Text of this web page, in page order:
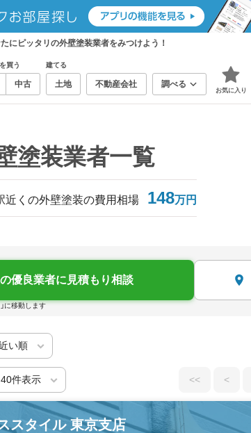
にピッタリの外壁塗装業者をみつけよう！
買う
中古
建てる
土地 不動産会社 調べる
お気に入り
塗装業者一覧
近くの外壁塗装の費用相場 148万円
優良業者に見積もり相談
に移動します
<< <
スタイル 東京支店